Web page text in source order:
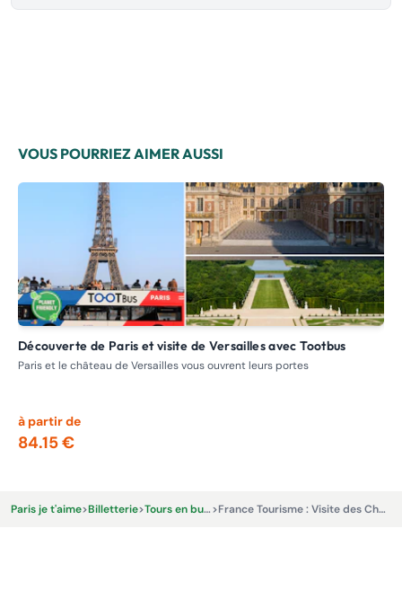
VOUS POURRIEZ AIMER AUSSI
Découverte de Paris et visite de Versailles avec Tootbus
Paris et le château de Versailles vous ouvrent leurs portes
à partir de
84.15 €
Paris je t'aime>Billetterie> Tours en bus et Excursions> France Tourisme : Visite des Châteaux de la Loire au départ de Paris